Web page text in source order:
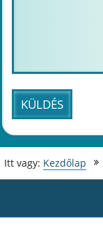
Itt vagy: Kezdőlap